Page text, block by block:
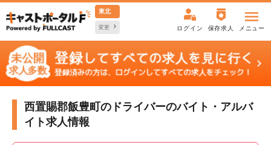
東北
変更 ログイン 保存求人 メニュー
西置賜郡飯豊町のドライバーのバイト・アルバ
イト求人情報